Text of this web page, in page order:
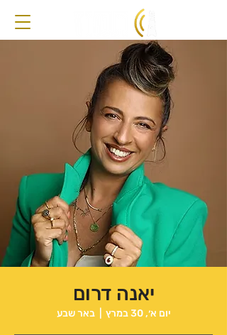
יאנה דרום
יום א׳, 30 במרץ
  |
באר שבע